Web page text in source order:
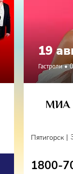
19
Гастроли
МИА
Пятигорск |
1800-